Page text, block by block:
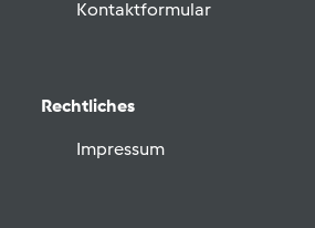
Kontaktformular
Rechtliches
Impressum